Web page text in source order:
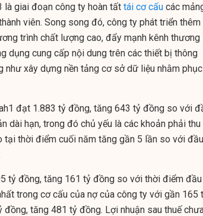
là giai đoạn công ty hoàn tất tái cơ cấu các
viên. Song song đó, công ty phát triển thêm
trình chất lượng cao, đẩy mạnh kênh thương
dụng cung cấp nội dung trên các thiết bị thông
xây dựng nền tảng cơ sở dữ liệu nhằm
đạt 1.883 tỷ đồng, tăng 643 tỷ đồng so với
dài hạn, trong đó chủ yếu là các khoản phải thu
tại thời điểm cuối năm tăng gần 5 lần so với đầu
tỷ đồng, tăng 161 tỷ đồng so với thời điểm đầu
trong cơ cấu của nợ của công ty với gần 165
tăng 481 tỷ đồng. Lợi nhuận sau thuế